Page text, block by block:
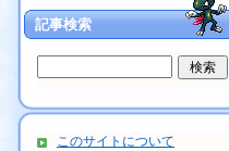
記事検索
このサイトについて